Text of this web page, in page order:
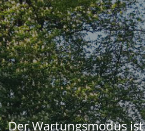
Der Wartungsmodus